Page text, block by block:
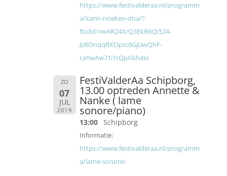
https://www.festivalderaa.nl/programm
a/karin-noeken-dna/?
fbclid=IwAR24XrQ3EkR6QI524-
JsROnqqRXOprc8GjUwQhF-
caYwAw71i1tQpXbh4xI
ZO
07
JUL
2019
FestiValderAa Schipborg,
13.00 optreden Annette &
Nanke ( lame
sonore/piano)
13:00 Schipborg
Informatie:
https://www.festivalderaa.nl/programm
a/lame-sonore/